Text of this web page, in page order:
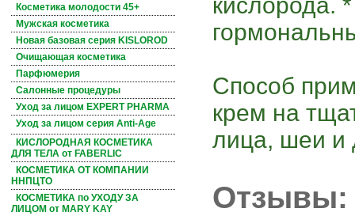
Косметика молодости 45+
Мужская косметика
Новая базовая серия KISLOROD
Очищающая косметика
Парфюмерия
Салонные процедуры
Уход за лицом EXPERT PHARMA
Уход за лицом серия Anti-Age
КИСЛОРОДНАЯ КОСМЕТИКА
ДЛЯ ТЕЛА от FABERLIC
КОСМЕТИКА ОТ КОМПАНИИ
ННПЦТО
КОСМЕТИКА по УХОДУ ЗА
ЛИЦОМ от MARY KAY
Способ
крем на
лица, шеи и
Отзывы: